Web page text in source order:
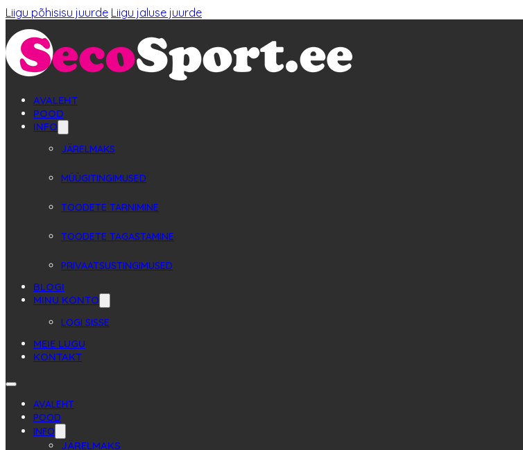
Liigu põhisisu juurde Liigu jaluse juurde
AVALEHT
POOD
INFO
JÄRELMAKS
MÜÜGITINGIMUSED
TOODETE TARNIMINE
TOODETE TAGASTAMINE
PRIVAATSUSTINGIMUSED
BLOGI
MINU KONTO
LOGI SISSE
MEIE LUGU
KONTAKT
AVALEHT
POOD
INFO
JÄRELMAKS